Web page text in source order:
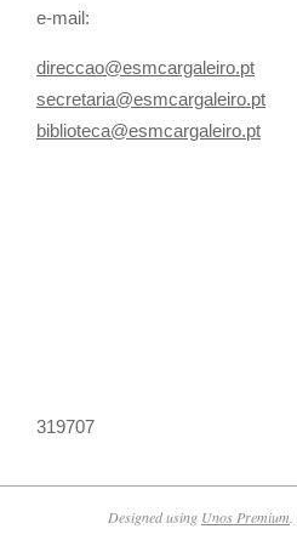
e-mail:
direccao@esmcargaleiro.pt
secretaria@esmcargaleiro.pt
biblioteca@esmcargaleiro.pt
319707
Designed using Unos Premium